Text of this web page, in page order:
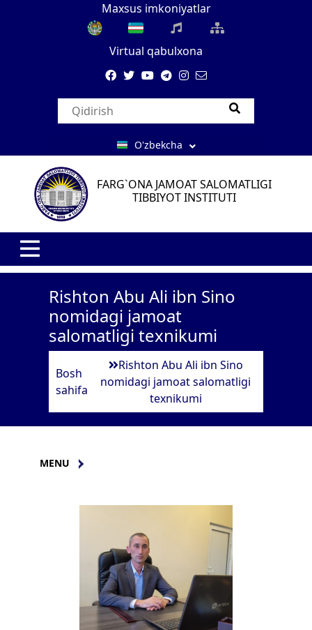
Maxsus imkoniyatlar
Virtual qabulxona
O'zbekcha
FARG`ONA JAMOAT SALOMATLIGI
TIBBIYOT INSTITUTI
Rishton Abu Ali ibn Sino
nomidagi jamoat
salomatligi texnikumi
Bosh
sahifa
Rishton Abu Ali ibn Sino
nomidagi jamoat salomatligi
texnikumi
MENU